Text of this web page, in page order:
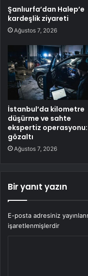
Şanlıurfa’dan Halep’e
kardeşlik ziyareti
Ağustos 7, 2026
İstanbul’da kilometre
düşürme ve sahte
ekspertiz operasyonu:
gözaltı
Ağustos 7, 2026
Bir yanıt yazın
E-posta adresiniz
işaretlenmişlerdir